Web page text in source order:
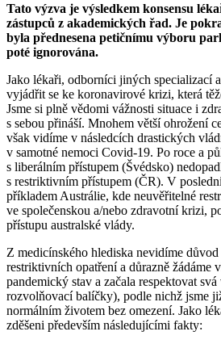
Tato výzva je výsledkem konsensu
zástupců z akademických řad. Je
byla přednesena petičnímu výboru
poté ignorována.
Jako lékaři, odborníci jiných specializací
vyjádřit se ke koronavirové krizi, která
Jsme si plně vědomi vážnosti situace i
s sebou přináší. Mnohem větší ohrožení
však vidíme v následcích drastických
v samotné nemoci Covid-19. Po roce a
s liberálním přístupem (Švédsko)
s restriktivním přístupem (ČR). V
příkladem Austrálie, kde neuvěřitelné
ve společenskou a/nebo zdravotní krizi,
přístupu australské vlády.
Z medicínského hlediska nevidíme
restriktivních opatření a důrazně žádáme
pandemický stav a začala respektovat
rozvolňovací balíčky), podle nichž jsme
normálním životem bez omezení. Jako
zděšeni především následujícími fakty: